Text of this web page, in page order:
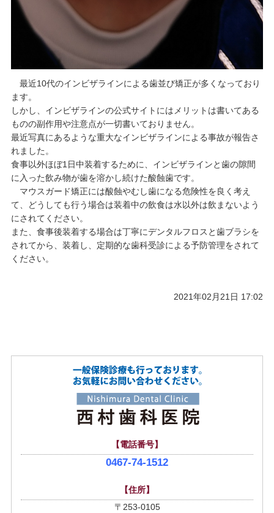
最近10代のインビザラインによる歯並び矯正が多くなっており
ます。
しかし、インビザラインの公式サイトにはメリットは書いてある
ものの副作用や注意点が一切書いておりません。
最近写真にあるような重大なインビザラインによる事故が報告さ
れました。
食事以外ほぼ1日中装着するために、インビザラインと歯の隙間
に入った飲み物が歯を溶かし続けた酸蝕歯です。
マウスガード矯正には酸蝕やむし歯になる危険性を良く考え
て、どうしても行う場合は装着中の飲食は水以外は飲まないよう
にされてください。
また、食事後装着する場合は丁寧にデンタルフロスと歯ブラシを
されてから、装着し、定期的な歯科受診による予防管理をされて
ください。
2021年02月21日 17:02
【電話番号】
0467-74-1512
【住所】
〒253-0105